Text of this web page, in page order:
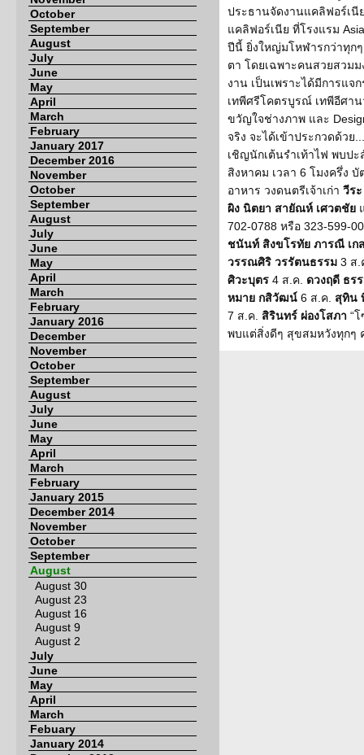
October
September
August
July
June
May
April
March
February
January 2017
December 2016
November
October
September
August
July
June
May
April
March
February
January 2016
December
November
October
September
August
July
June
May
April
March
February
January 2015
December 2014
November
October
September
August
August 30
August 23
August 16
August 9
August 2
July
June
May
April
March
Febuary
January 2014
ประธานจัดงานแคลิฟอร์เนี
แคลิฟอร์เนีย ที่โรงแรม
ปีนี้ ยิ่งใหญ่มโหฬารกว่าทุก
ตา โดยเฉพาะคนสวยสวม
งาน เป็นเพราะได้มีการแจ
เทพีศรีโคตรบูรณ์ เทพีอีศา
ขวัญใจช่างภาพ และ
จริง จะได้เข้าประกวดด้วย
เชิญนักเต้นรำเท้าไฟ พบป
สิงหาคม เวลา 6 โมงครึ่ง
อาหาร วงดนตรีเจ้าเก่า วีร
ผิง นิตยา สายัณห์ เศวตชัย
702-0788 หรือ 323-599-
ชนันท์ สิงขโรทัย ภารณี เก
วรรณศิริ วรรัตนธรรม 3 ส
ศิวะบุตร 4 ส.ค. ดวงฤดี ธร
หมาย กสิวัฒน์ 6 ส.ค. สุทิน
7 ส.ค. สิรินทร์ ผ่องโสภา “
พบแต่สิ่งดีๆ สุขสมหวังทุกๆ